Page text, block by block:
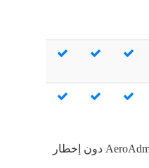
1 - يمكن تغييره بواسطة AeroAdmin دون إخطار